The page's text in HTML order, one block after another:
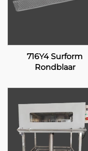
716Y4 Surform
Rondblaar